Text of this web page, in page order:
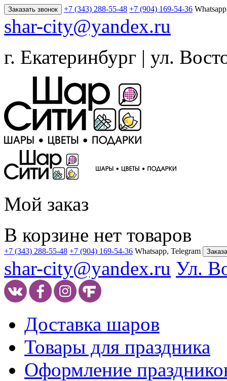
Заказать звонок +7 (343) 288-55-48 +7 (904) 169-54-36
shar-city@yandex.ru
г. Екатеринбург | ул.
Мой заказ
В корзине нет товаров
+7 (343) 288-55-48 +7 (904) 169-54-36 Whatsapp, Telegram
shar-city@yandex.ru Ул.
Доставка шаров
Товары для праздника
Оформление